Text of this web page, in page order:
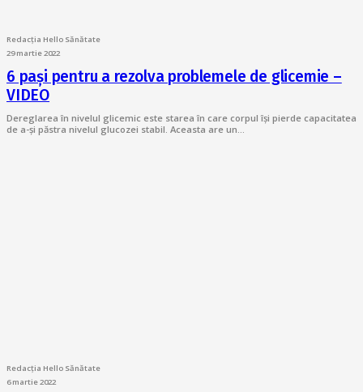
Redacția Hello Sănătate
29 martie 2022
6 pași pentru a rezolva problemele de glicemie –
VIDEO
Dereglarea în nivelul glicemic este starea în care corpul își pierde capacitatea
de a-și păstra nivelul glucozei stabil. Aceasta are un…
Redacția Hello Sănătate
6 martie 2022